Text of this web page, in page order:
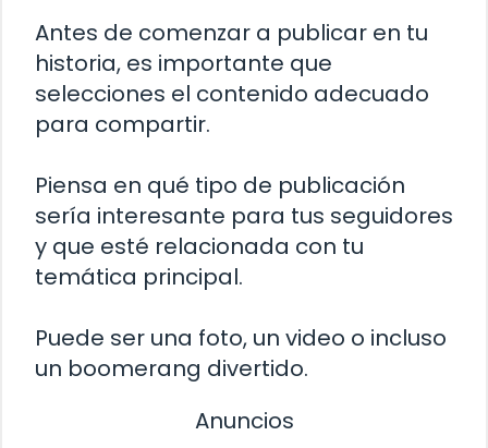
Antes de comenzar a publicar en tu
historia, es importante que
selecciones el contenido adecuado
para compartir.
Piensa en qué tipo de publicación
sería interesante para tus seguidores
y que esté relacionada con tu
temática principal.
Puede ser una foto, un video o incluso
un boomerang divertido.
Anuncios